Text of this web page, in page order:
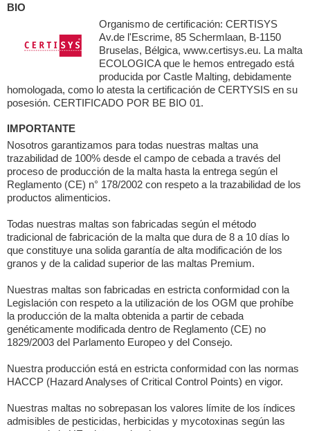
BIO
Organismo de certificación: CERTISYS
Av.de l'Escrime, 85 Schermlaan, B-1150
Bruselas, Bélgica, www.certisys.eu. La malta
ECOLOGICA que le hemos entregado está
producida por Castle Malting, debidamente
homologada, como lo atesta la certificación de CERTYSIS en su
posesión. CERTIFICADO POR BE BIO 01.
IMPORTANTE
Nosotros garantizamos para todas nuestras maltas una
trazabilidad de 100% desde el campo de cebada a través del
proceso de producción de la malta hasta la entrega según el
Reglamento (CE) n° 178/2002 con respeto a la trazabilidad de los
productos alimenticios.
Todas nuestras maltas son fabricadas según el método
tradicional de fabricación de la malta que dura de 8 a 10 días lo
que constituye una solida garantía de alta modificación de los
granos y de la calidad superior de las maltas Premium.
Nuestras maltas son fabricadas en estricta conformidad con la
Legislación con respeto a la utilización de los OGM que prohíbe
la producción de la malta obtenida a partir de cebada
genéticamente modificada dentro de Reglamento (CE) no
1829/2003 del Parlamento Europeo y del Consejo.
Nuestra producción está en estricta conformidad con las normas
HACCP (Hazard Analyses of Critical Control Points) en vigor.
Nuestras maltas no sobrepasan los valores límite de los índices
admisibles de pesticidas, herbicidas y mycotoxinas según las